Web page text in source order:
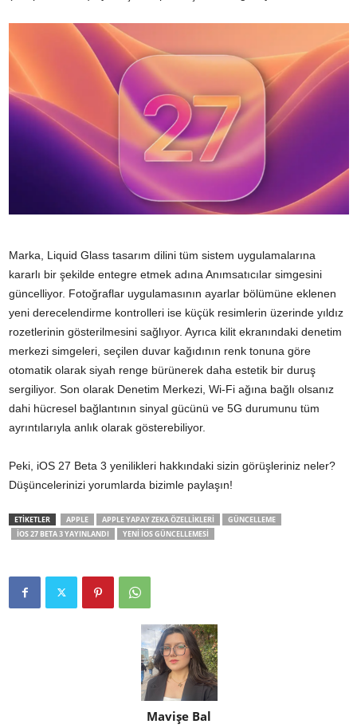
Marka, Liquid Glass tasarım dilini tüm sistem uygulamalarına
kararlı bir şekilde entegre etmek adına Anımsatıcılar simgesini
güncelliyor. Fotoğraflar uygulamasının ayarlar bölümüne eklenen
yeni derecelendirme kontrolleri ise küçük resimlerin üzerinde yıldız
rozetlerinin gösterilmesini sağlıyor. Ayrıca kilit ekranındaki denetim
merkezi simgeleri, seçilen duvar kağıdının renk tonuna göre
otomatik olarak siyah renge bürünerek daha estetik bir duruş
sergiliyor. Son olarak Denetim Merkezi, Wi-Fi ağına bağlı olsanız
dahi hücresel bağlantının sinyal gücünü ve 5G durumunu tüm
ayrıntılarıyla anlık olarak gösterebiliyor.
Peki, iOS 27 Beta 3 yenilikleri hakkındaki sizin görüşleriniz neler?
Düşüncelerinizi yorumlarda bizimle paylaşın!
ETİKETLER APPLE APPLE YAPAY ZEKA ÖZELLIKLERI
GÜNCELLEME
IOS 27 BETA 3 YAYINLANDI
YENI IOS GÜNCELLEMESI
Mavişe Bal